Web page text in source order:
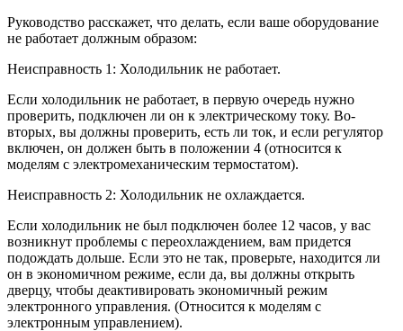
Руководство расскажет, что делать, если ваше оборудование
не работает должным образом:
Неисправность 1: Холодильник не работает.
Если холодильник не работает, в первую очередь нужно
проверить, подключен ли он к электрическому току. Во-
вторых, вы должны проверить, есть ли ток, и если регулятор
включен, он должен быть в положении 4 (относится к
моделям с электромеханическим термостатом).
Неисправность 2: Холодильник не охлаждается.
Если холодильник не был подключен более 12 часов, у вас
возникнут проблемы с переохлаждением, вам придется
подождать дольше. Если это не так, проверьте, находится ли
он в экономичном режиме, если да, вы должны открыть
дверцу, чтобы деактивировать экономичный режим
электронного управления. (Относится к моделям с
электронным управлением).